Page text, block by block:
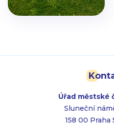
Úřad městské
Sluneční
158 00 Praha